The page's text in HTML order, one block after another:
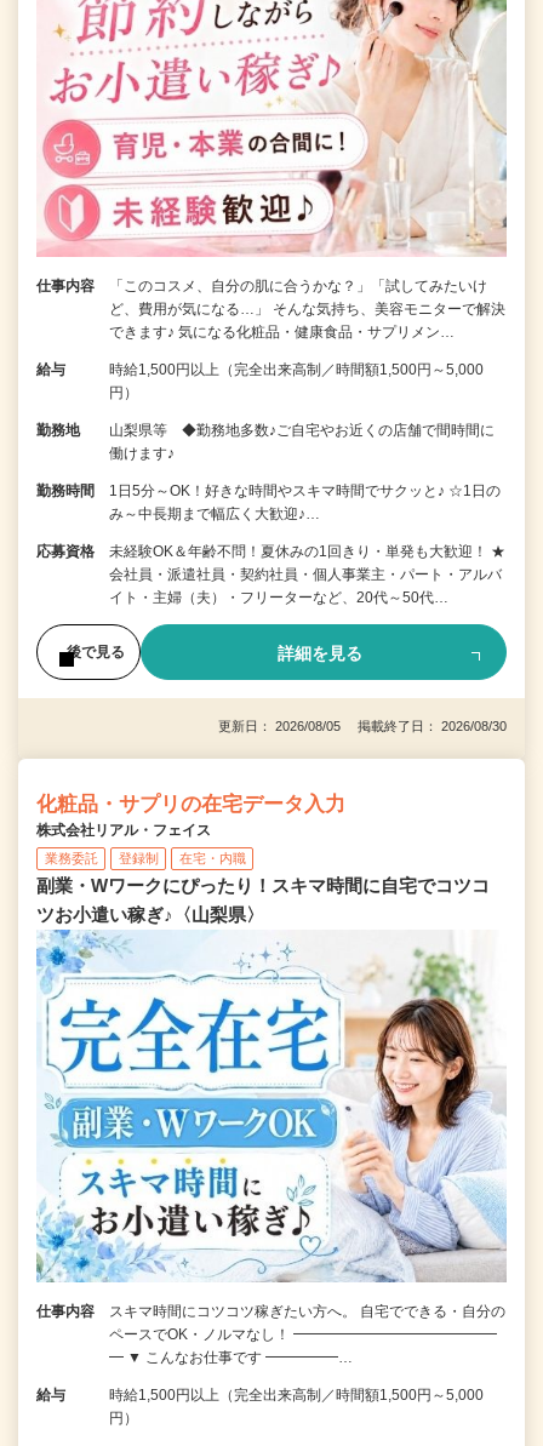
仕事内容
「このコスメ、自分の肌に合うかな？」「試してみたいけ
ど、費用が気になる…」 そんな気持ち、美容モニターで解決
できます♪ 気になる化粧品・健康食品・サプリメン…
給与
時給1,500円以上（完全出来高制／時間額1,500円～5,000
円）
勤務地
山梨県等 ◆勤務地多数♪ご自宅やお近くの店舗で間時間に
働けます♪
勤務時間
1日5分～OK！好きな時間やスキマ時間でサクッと♪ ☆1日の
み～中長期まで幅広く大歓迎♪…
応募資格
未経験OK＆年齢不問！夏休みの1回きり・単発も大歓迎！ ★
会社員・派遣社員・契約社員・個人事業主・パート・アルバ
イト・主婦（夫）・フリーターなど、20代～50代…
後で見る 詳細を見る
更新日： 2026/08/05 掲載終了日： 2026/08/30
化粧品・サプリの在宅データ入力
株式会社リアル・フェイス
業務委託 登録制 在宅・内職
副業・Wワークにぴったり！スキマ時間に自宅でコツコ
ツお小遣い稼ぎ♪〈山梨県〉
仕事内容
スキマ時間にコツコツ稼ぎたい方へ。 自宅でできる・自分の
ペースでOK・ノルマなし！ ━━━━━━━━━━━━━━
━ ▼ こんなお仕事です ━━━━━…
給与
時給1,500円以上（完全出来高制／時間額1,500円～5,000
円）